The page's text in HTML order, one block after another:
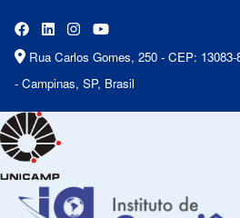
Rua Carlos Gomes, 250 - CEP: 13083-
- Campinas, SP, Brasil